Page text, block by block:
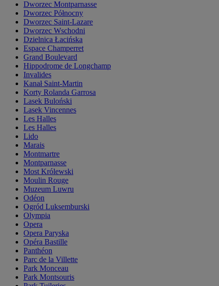
Dworzec Montparnasse
Dworzec Północny
Dworzec Saint-Lazare
Dworzec Wschodni
Dzielnica Łacińska
Espace Champerret
Grand Boulevard
Hippodrome de Longchamp
Invalides
Kanał Saint-Martin
Korty Rolanda Garrosa
Lasek Buloński
Lasek Vincennes
Les Halles
Les Halles
Lido
Marais
Montmartre
Montparnasse
Most Królewski
Moulin Rouge
Muzeum Luwru
Odéon
Ogród Luksemburski
Olympia
Opera
Opera Paryska
Opéra Bastille
Panthéon
Parc de la Villette
Park Monceau
Park Montsouris